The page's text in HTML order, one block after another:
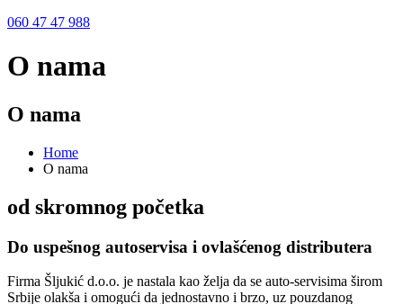
060 47 47 988
O nama
O nama
Home
O nama
od skromnog početka
Do uspešnog autoservisa i ovlašćenog distributera
Firma Šljukić d.o.o. je nastala kao želja da se auto-servisima širom
Srbije olakša i omogući da jednostavno i brzo, uz pouzdanog